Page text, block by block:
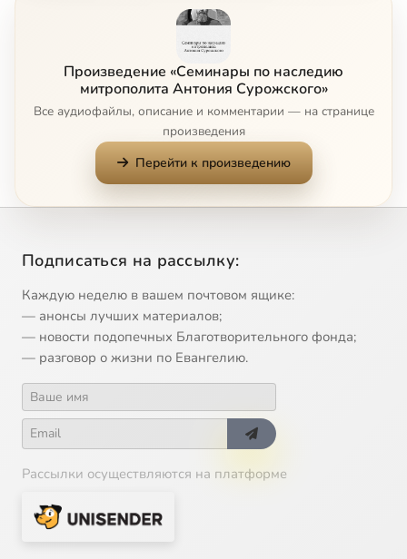
Ты никогда не умрешь?
Почему я до сих пор христианин? 2:10:47
«Кто ты, Время?»
13 Митрополит Антоний о зависимости как духовной проблеме. Что нас лишает свободы и как освободиться от зависимостей? 1:16:37
Произведение «Семинары по наследию
митрополита Антония Сурожского»
Все аудиофайлы, описание и комментарии — на странице
произведения
Перейти к произведению
Подписаться на рассылку:
Каждую неделю в вашем почтовом ящике:
— анонсы лучших материалов;
— новости подопечных Благотворительного фонда;
— разговор о жизни по Евангелию.
Рассылки осуществляются на платформе